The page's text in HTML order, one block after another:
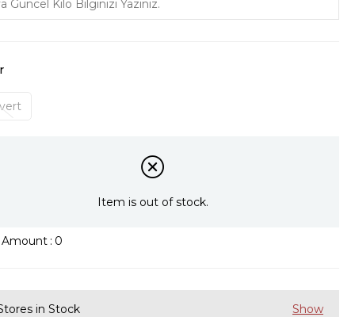
Item is out of stock.
: 0
in Stock